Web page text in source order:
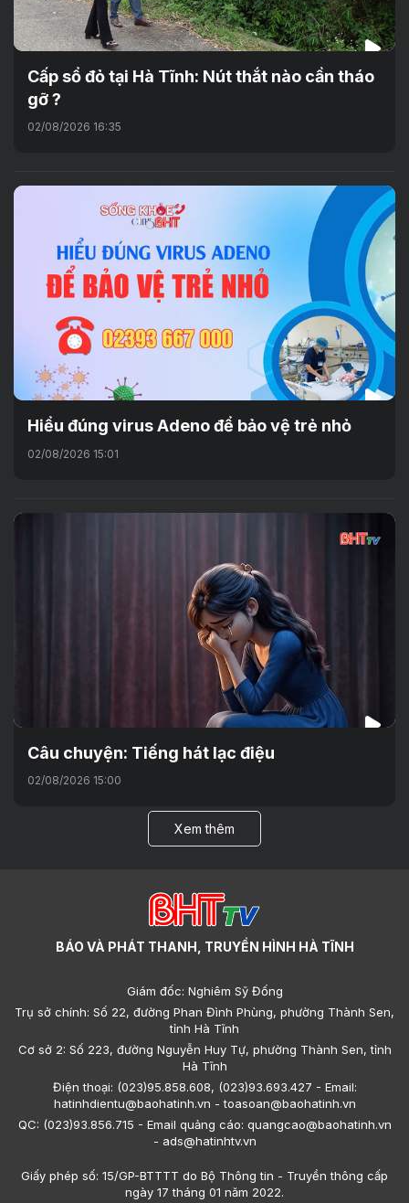
Cấp sổ đỏ tại Hà Tĩnh: Nút thắt nào cần tháo
gỡ ?
02/08/2026 16:35
Hiểu đúng virus Adeno để bảo vệ trẻ nhỏ
02/08/2026 15:01
Câu chuyện: Tiếng hát lạc điệu
02/08/2026 15:00
Xem thêm
BÁO VÀ PHÁT THANH, TRUYỀN HÌNH HÀ TĨNH
Giám đốc: Nghiêm Sỹ Đống
Trụ sở chính: Số 22, đường Phan Đình Phùng, phường Thành Sen,
tỉnh Hà Tĩnh
Cơ sở 2: Số 223, đường Nguyễn Huy Tự, phường Thành Sen, tỉnh
Hà Tĩnh
Điện thoại: (023)95.858.608, (023)93.693.427 - Email:
hatinhdientu@baohatinh.vn - toasoan@baohatinh.vn
QC: (023)93.856.715 - Email quảng cáo: quangcao@baohatinh.vn
- ads@hatinhtv.vn
Giấy phép số: 15/GP-BTTTT do Bộ Thông tin - Truyền thông cấp
ngày 17 tháng 01 năm 2022.